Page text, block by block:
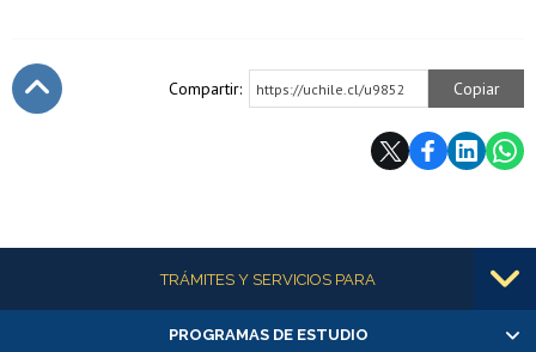
Compartir: https://uchile.cl/u9852 Copiar
Más informaciónTRÁMITES Y SERVICIOS PARA
Alumnas/os y exalumnas/os
PROGRAMAS DE ESTUDIO